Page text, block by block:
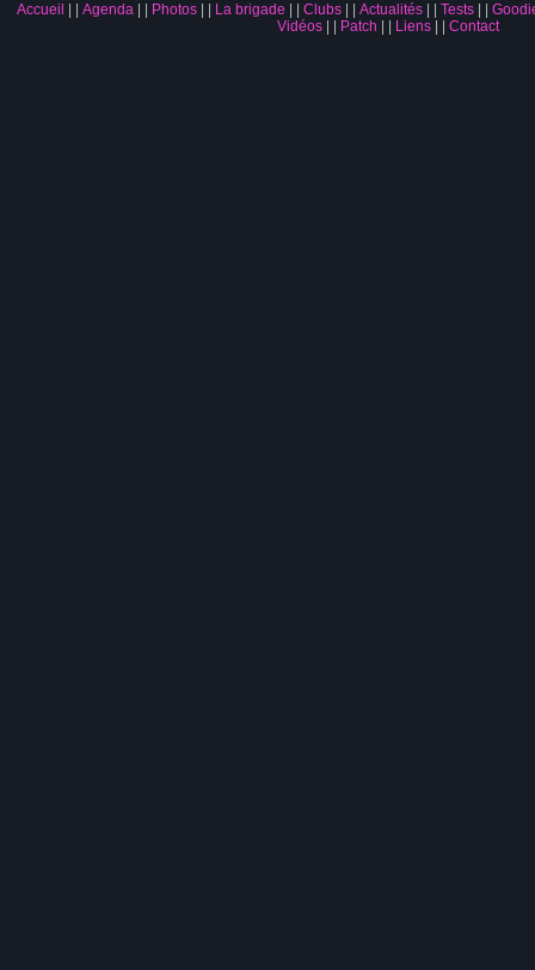
Accueil Agenda| Photos| La brigade Clubs| Actualités| Tests|
Vidéos| Patch Liens| Contact